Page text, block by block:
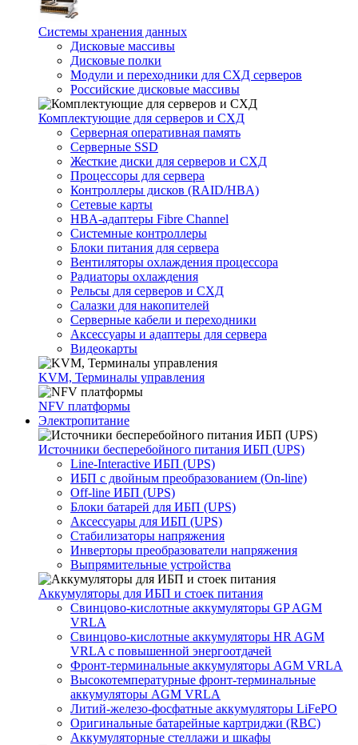
Системы хранения данных
Дисковые массивы
Дисковые полки
Модули и переходники для СХД серверов
Российские дисковые массивы
Комплектующие для серверов и СХД
Серверная оперативная память
Серверные SSD
Жесткие диски для серверов и СХД
Процессоры для сервера
Контроллеры дисков (RAID/HBA)
Сетевые карты
HBA-адаптеры Fibre Channel
Системные контроллеры
Блоки питания для сервера
Вентиляторы охлаждения процессора
Радиаторы охлаждения
Рельсы для серверов и СХД
Салазки для накопителей
Серверные кабели и переходники
Аксессуары и адаптеры для сервера
Видеокарты
KVM, Терминалы управления
NFV платформы
Электропитание
Источники бесперебойного питания ИБП (UPS)
Line-Interactive ИБП (UPS)
ИБП с двойным преобразованием (On-line)
Off-line ИБП (UPS)
Блоки батарей для ИБП (UPS)
Аксессуары для ИБП (UPS)
Стабилизаторы напряжения
Инверторы преобразователи напряжения
Выпрямительные устройства
Аккумуляторы для ИБП и стоек питания
Свинцово-кислотные аккумуляторы GP AGM
VRLA
Свинцово-кислотные аккумуляторы HR AGM
VRLA с повышенной энергоотдачей
Фронт-терминальные аккумуляторы AGM VRLA
Высокотемпературные фронт-терминальные
аккумуляторы AGM VRLA
Литий-железо-фосфатные аккумуляторы LiFePO
Оригинальные батарейные картриджи (RBC)
Аккумуляторные стеллажи и шкафы